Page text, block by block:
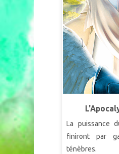
La puissance
finiront par
ténèbres.